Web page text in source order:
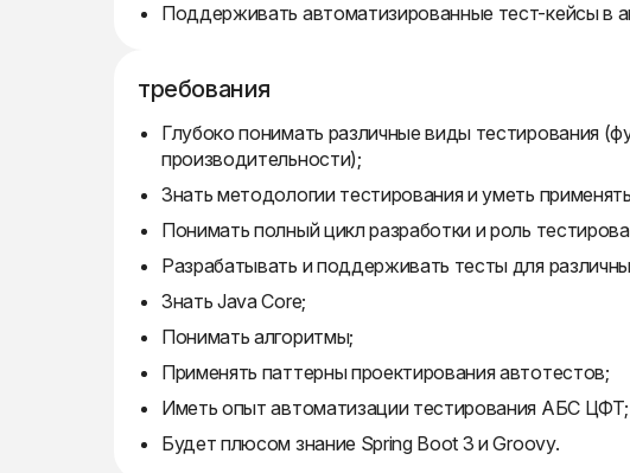
Поддерживать автоматизированные тест-кейсы в
требования
Глубоко понимать различные виды тестирования
производительности);
Знать методологии тестирования и уметь
Понимать полный цикл разработки и роль
Разрабатывать и поддерживать тесты для
Знать Java Core;
Понимать алгоритмы;
Применять паттерны проектирования автотестов;
Иметь опыт автоматизации тестирования АБС ЦФТ;
Будет плюсом знание Spring Boot 3 и Groovy.